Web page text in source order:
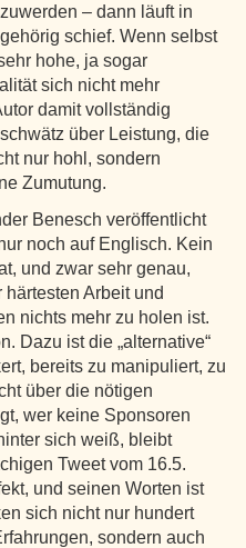
– dann läuft in
schief. Wenn selbst
hohe, ja sogar
sich nicht mehr
damit vollständig
über Leistung, die
nur hohl, sondern
Zumutung.
Benesch veröffentlicht
noch auf Englisch. Kein
und zwar sehr genau,
Arbeit und
nichts mehr zu holen ist.
Dazu ist die „alternative“
bereits zu manipuliert, zu
über die nötigen
wer keine Sponsoren
sich weiß, bleibt
Tweet vom 16.5.
und seinen Worten ist
sich nicht nur hundert
sondern auch